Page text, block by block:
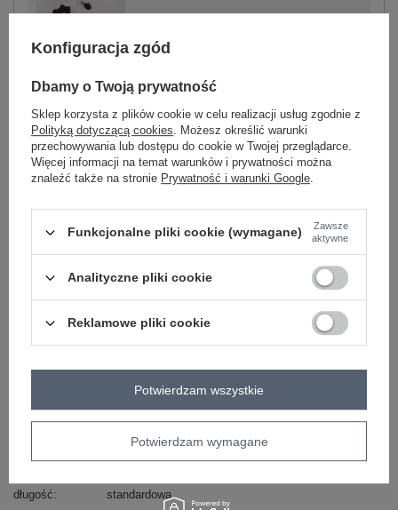
ZALOGUJ SIĘ I ZOBACZ CENĘ
Masz pytanie? Chętnie pomożemy.
Zadzwoń+48 601 547 740 Zadaj pytanie
skład materiału : 100% poliester
sposób prania : pranie w pralce w 30°C
dominujący
zapięcie
guziki
dominujący
poliester
100% poliester
długość
standardowa
Konfiguracja zgód
Dbamy o Twoją prywatność
Sklep korzysta z plików cookie w celu realizacji usług zgodnie z
Polityką dotyczącą cookies. Możesz określić warunki
przechowywania lub dostępu do cookie w Twojej przeglądarce.
Więcej informacji na temat warunków i prywatności można
znaleźć także na stronie Prywatność i warunki Google.
Funkcjonalne pliki cookie (wymagane)
Zawsze
aktywne
Analityczne pliki cookie
Reklamowe pliki cookie
Potwierdzam wymagane
Potwierdzam wszystkie